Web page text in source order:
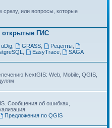
сразу, или вопросы, которые
открытые ГИС
, GRASS, Рецепты,
EasyTrace,
SAGA
NextGIS: Web, Mobile, QGIS,
Сообщения об ошибках,
Предложения по QGIS